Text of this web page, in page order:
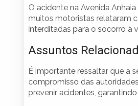
O acidente na Avenida
muitos motoristas relataram
interditadas para o socorro à
Assuntos
É importante ressaltar que a
compromisso das
prevenir acidentes,